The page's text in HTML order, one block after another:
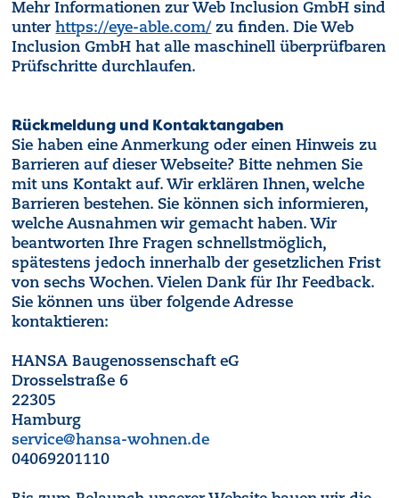
Mehr Informationen zur Web Inclusion GmbH sind
unterhttps://eye-able.com/ zu finden. Die Web
Inclusion GmbH hat alle maschinell überprüfbaren
Prüfschritte durchlaufen.
Rückmeldung und Kontaktangaben
Sie haben eine Anmerkung oder einen Hinweis zu
Barrieren auf dieser Webseite? Bitte nehmen Sie
mit uns Kontakt auf. Wir erklären Ihnen, welche
Barrieren bestehen. Sie können sich informieren,
welche Ausnahmen wir gemacht haben. Wir
beantworten Ihre Fragen schnellstmöglich,
spätestens jedoch innerhalb der gesetzlichen Frist
von sechs Wochen. Vielen Dank für Ihr Feedback.
Sie können uns über folgende Adresse
kontaktieren:
HANSA Baugenossenschaft eG
Drosselstraße 6
22305
Hamburg
service@hansa-wohnen.de
04069201110